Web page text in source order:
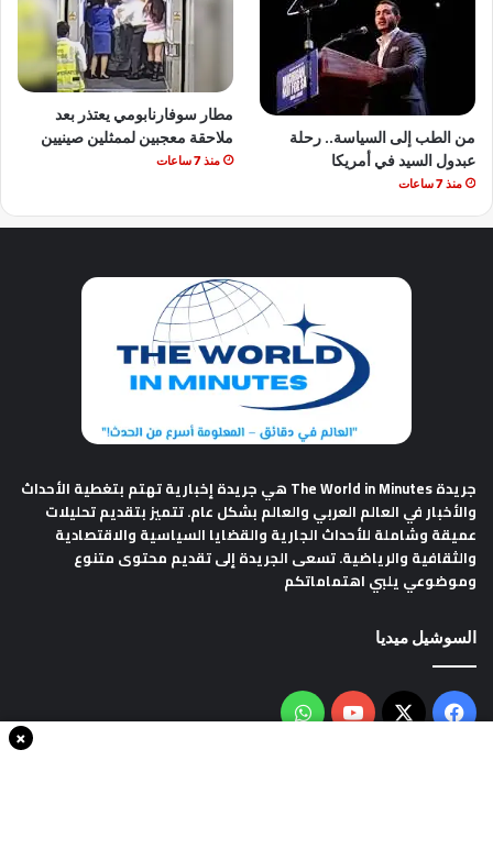
من الطب إلى السياسة.. رحلة
عبدول السيد في أمريكا
منذ 7 ساعات
مطار سوفارنابومي يعتذر بعد
ملاحقة معجبين لممثلين صينيين
منذ 7 ساعات
جريدة The World in Minutes
هي جريدة إخبارية تهتم بتغطية الأحداث
والأخبار في العالم العربي والعالم بشكل عام. تتميز بتقديم تحليلات
عميقة وشاملة للأحداث الجارية والقضايا السياسية والاقتصادية
والثقافية والرياضية. تسعى الجريدة إلى تقديم محتوى متنوع
وموضوعي يلبي اهتماماتكم
السوشيل ميديا
فيسبوك
‫X
‫YouTubeواتساب
×